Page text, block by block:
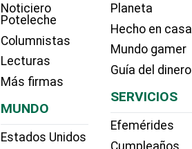
Noticiero
Poteleche
Columnistas
Lecturas
Más firmas
MUNDO
Estados Unidos
Planeta
Hecho en casa
Mundo gamer
Guía del dinero
SERVICIOS
Efemérides
Cumpleaños